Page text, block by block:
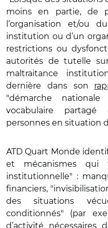
moins en partie, de
l’organisation et/ou
institution ou d’un
restrictions ou
autorités de tutelle
maltraitance
dernière dans son
"démarche
vocabulaire
personnes en situation
ATD Quart Monde
et mécanismes qui
institutionnelle" :
financiers,
des situations
conditionnés" (par
d’activité nécessaires